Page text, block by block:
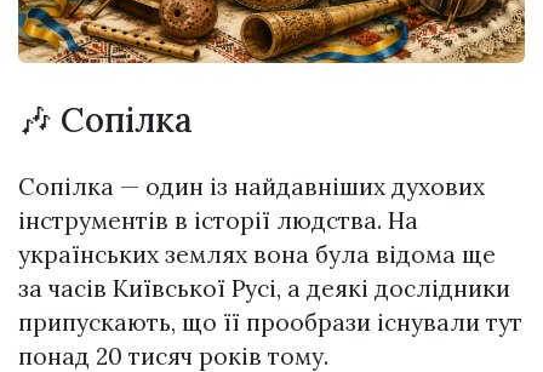
🎶 Сопілка
Сопілка — один із найдавніших духових
інструментів в історії людства. На
українських землях вона була відома ще
за часів Київської Русі, а деякі дослідники
припускають, що її прообрази існували тут
понад 20 тисяч років тому.